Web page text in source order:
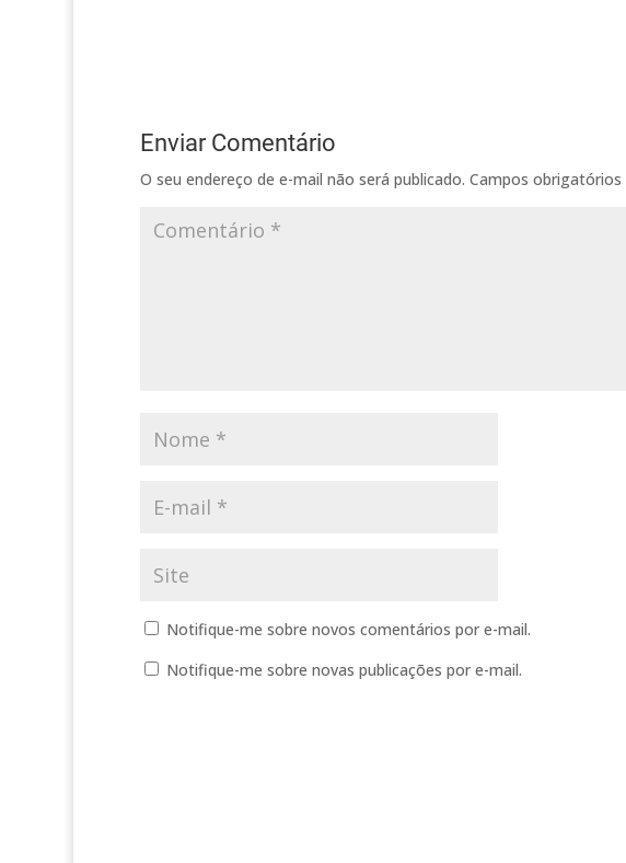
Enviar Comentário
O seu endereço de e-mail não será publicado. Campos
Notifique-me sobre novos comentários por e-mail.
Notifique-me sobre novas publicações por e-mail.